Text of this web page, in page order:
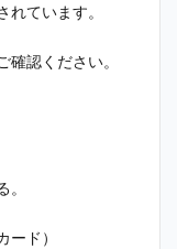
ています。
認ください。
ド）